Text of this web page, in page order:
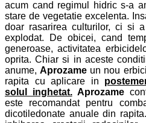
acum cand regimul hidric s-a
stare de vegetatie excelenta.
doar rasarirea culturilor, ci si
explodat. De obicei, cand
generoase, activitatea
oprita. Chiar si in aceste
anume,Aprozame un nou
rapita cu aplicare in
solul inghetat. Aprozame
este recomandat pentru
dicotiledonate anuale din rapita.